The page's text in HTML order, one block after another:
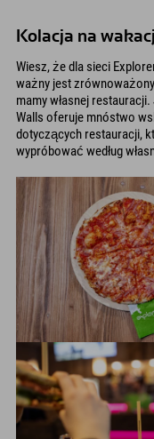
Kolacja na
Wiesz, że dla sieci
ważny jest
mamy własnej
Walls oferuje mnóstwo
dotyczących restauracji,
wypróbować według